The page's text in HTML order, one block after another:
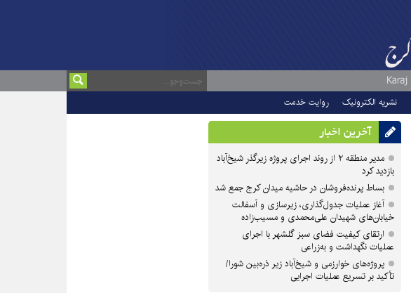
نشریه الکترونیک روایت خدمت
آخرین اخبار
مدیر منطقه ۲ از روند اجرای پروژه زیرگذر شیخ‌آباد
بازدید کرد
بساط پرنده‌فروشان در حاشیه میدان کرج جمع شد
آغاز عملیات جدول‌گذاری، زیرسازی و آسفالت
خیابان‌های شهیدان علی‌محمدی و مسیب‌زاده
ارتقای کیفیت فضای سبز گلشهر با اجرای
عملیات نگهداشت و به‌زراعی
پروژه‌های خوارزمی و شیخ‌آباد زیر ذره‌بین شورا/
تأکید بر تسریع عملیات اجرایی